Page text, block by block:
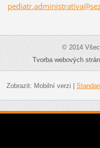
pediatr.administrativa@s
© 2014
Tvorba webových
Zobrazit: Mobilní verzi